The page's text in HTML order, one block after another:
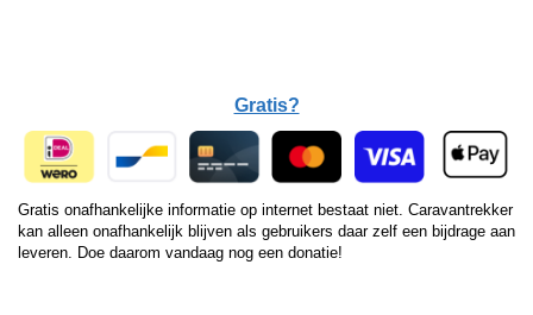
Gratis?
Gratis onafhankelijke informatie op internet bestaat niet. Caravantrekker
kan alleen onafhankelijk blijven als gebruikers daar zelf een bijdrage aan
leveren. Doe daarom vandaag nog een donatie!